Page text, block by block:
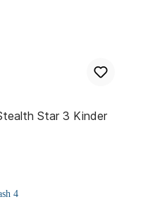
Star 3 Kinder